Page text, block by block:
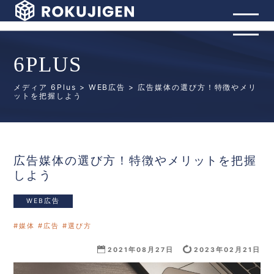
6PLUS
メディア 6Plus > WEB広告 > 広告媒体の選び方！特徴やメリ
ットを把握しよう
広告媒体の選び方！特徴やメリットを把握
しよう
WEB広告
媒体 広告 選び方
2021年08月27日 2023年02月21日